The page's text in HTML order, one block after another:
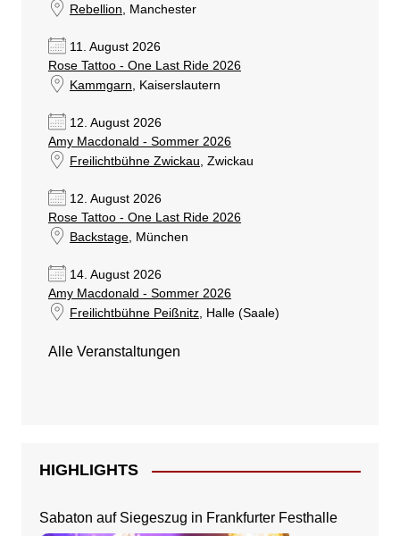
Rebellion, Manchester
11. August 2026
Rose Tattoo - One Last Ride 2026
Kammgarn, Kaiserslautern
12. August 2026
Amy Macdonald - Sommer 2026
Freilichtbühne Zwickau, Zwickau
12. August 2026
Rose Tattoo - One Last Ride 2026
Backstage, München
14. August 2026
Amy Macdonald - Sommer 2026
Freilichtbühne Peißnitz, Halle (Saale)
Alle Veranstaltungen
HIGHLIGHTS
Sabaton auf Siegeszug in Frankfurter Festhalle